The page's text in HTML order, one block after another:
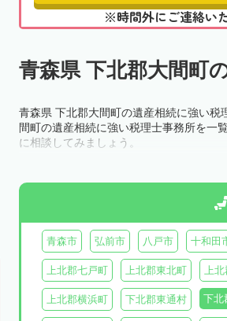
※時間外にご連絡い
青森県 下北郡大間町
青森県 下北郡大間町の遺産相続に強い
間町の遺産相続に強い税理士事務所を一
に相談してみましょう。
青森市 弘前市 八戸市 十和田
上北郡七戸町 上北郡東北町 上
上北郡横浜町 下北郡東通村 下北